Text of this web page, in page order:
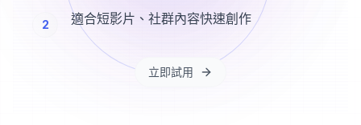
2 適合短影片、社群內容快速創作
立即試用